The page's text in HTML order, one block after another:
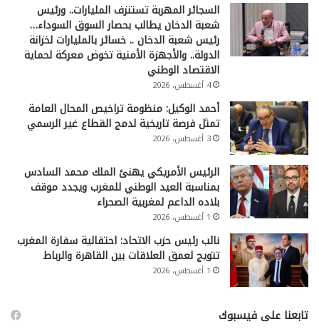
السجائر المهربة تستنزف المليارات.. ورئيس
شعبة الدخان يطالب بحصار السوق السوداء…
رئيس شعبة الدخان .. خسائر بالمليارات لخزانة
الدولة.. والأجهزة الأمنية تخوض معركة لحماية
الاقتصاد الوطني
4 أغسطس، 2026
أحمد الوكيل: منظومة تراخيص المحال العامة
تمثل فرصة تاريخية لدمج القطاع غير الرسمي
3 أغسطس، 2026
الرئيس الأمريكي يهنئ الملك محمد السادس
بمناسبة العيد الوطني للمغرب ويجدد موقف
بلاده الداعم لمغربية الصحراء
1 أغسطس، 2026
نائب رئيس حزب الاتحاد: احتفالية سفارة المغرب
تتويج لعمق العلاقات بين القاهرة والرباط
1 أغسطس، 2026
تابعنا على فيسبوك